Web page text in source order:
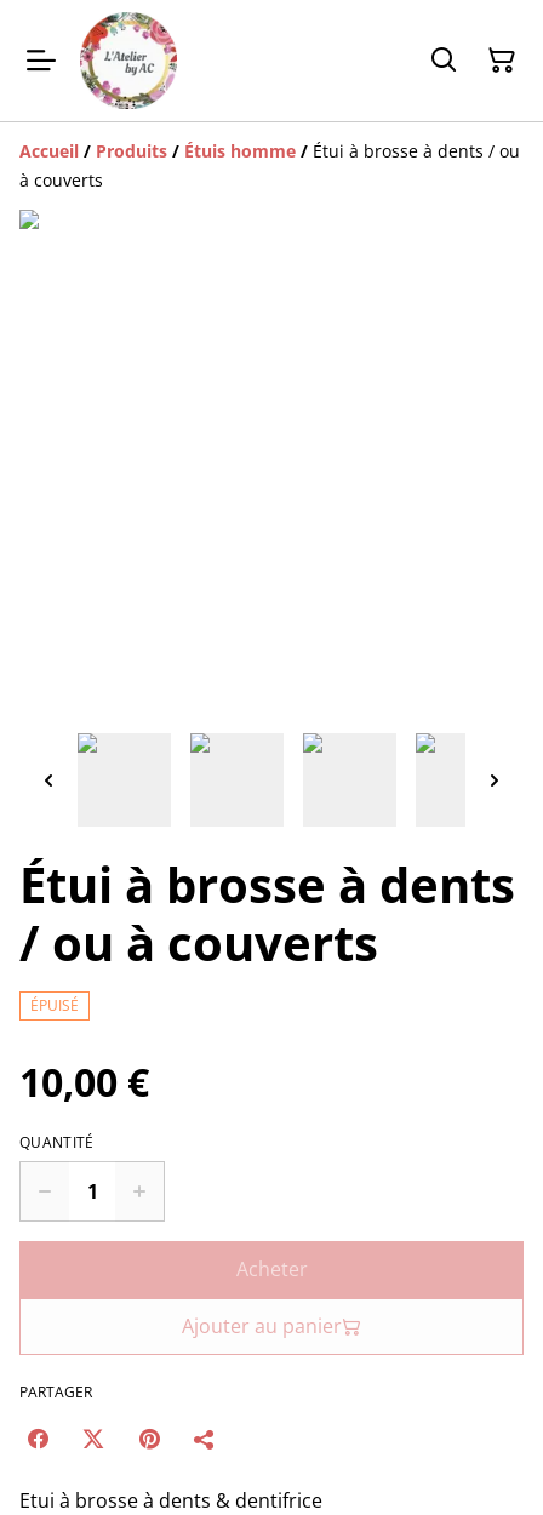
Accueil / Produits / Étuis homme / Étui à brosse à dents / ou
à couverts
Étui à brosse à dents
/ ou à couverts
ÉPUISÉ
10,00 €
QUANTITÉ
Acheter
Ajouter au panier
PARTAGER
Etui à brosse à dents & dentifrice